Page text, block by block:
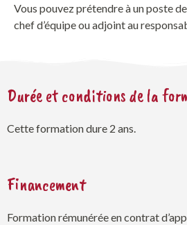
Vous pouvez prétendre à un poste
chef d’équipe ou adjoint au
Durée et conditions de la
Cette formation dure 2 ans.
Financement
Formation rémunérée en contrat